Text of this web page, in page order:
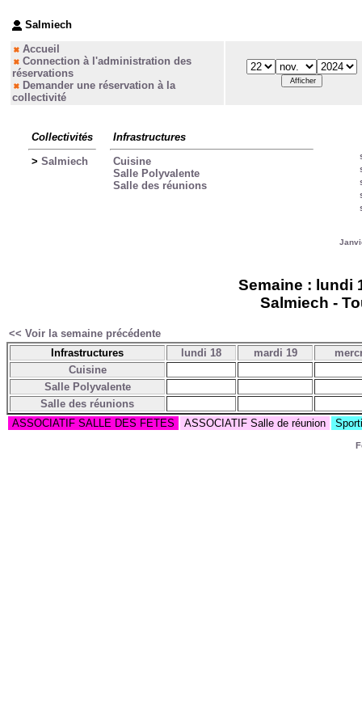
Salmiech
Accueil
Connection à l'administration des
réservations
Demander une réservation à la
collectivité
Collectivités
> Salmiech
Infrastructures
Cuisine
Salle Polyvalente
Salle des réunions
Semaine : lundi
Salmiech -
<< Voir la semaine précédente
Infrastructures
lundi 18 mardi 19
Cuisine
Salle Polyvalente
Salle des réunions
ASSOCIATIF SALLE DES FETES
ASSOCIATIF Salle de réunion